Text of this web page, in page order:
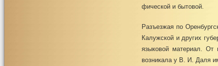
фической и бытовой.
Разъезжая по
Калужской и других
языковой материал. От
возникала у В. И. Даля